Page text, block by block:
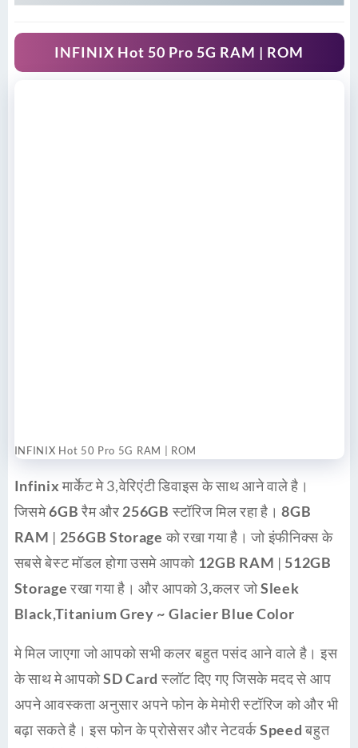
INFINIX Hot 50 Pro 5G RAM | ROM
INFINIX Hot 50 Pro 5G RAM | ROM
Infinixमार्केट मे 3,वेरिएंटीडिवाइस के साथ आने वाले है।
जिसमे6GBरैम और 256GBस्टॉरिज मिल रहा है।8GB
RAM | 256GB Storage को रखा गया है। जो इंफीनिक्स के
सबसे बेस्ट मॉडल होगा उसमे आपको 12GB RAM | 512GB
Storageरखा गया है। और आपको 3,कलरजोSleek
Black,Titanium Grey ~ Glacier Blue Color
मे मिल जाएगा जो आपको सभी कलर बहुत पसंद आने वाले है। इस
के साथ मे आपकोSD Card स्लॉट दिए गए जिसके मदद से आप
अपने आवस्कता अनुसार अपने फोन के मेमोरी स्टॉरिज को और भी
बढ़ा सकते है। इस फोन के प्रोसेसर और नेटवर्कSpeedबहुत